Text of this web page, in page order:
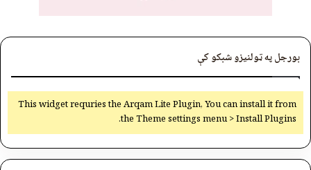
بورجل په ټولنیزو شبکو کې
This widget requries the Arqam Lite Plugin, You can install it from
the Theme settings menu > Install Plugins.